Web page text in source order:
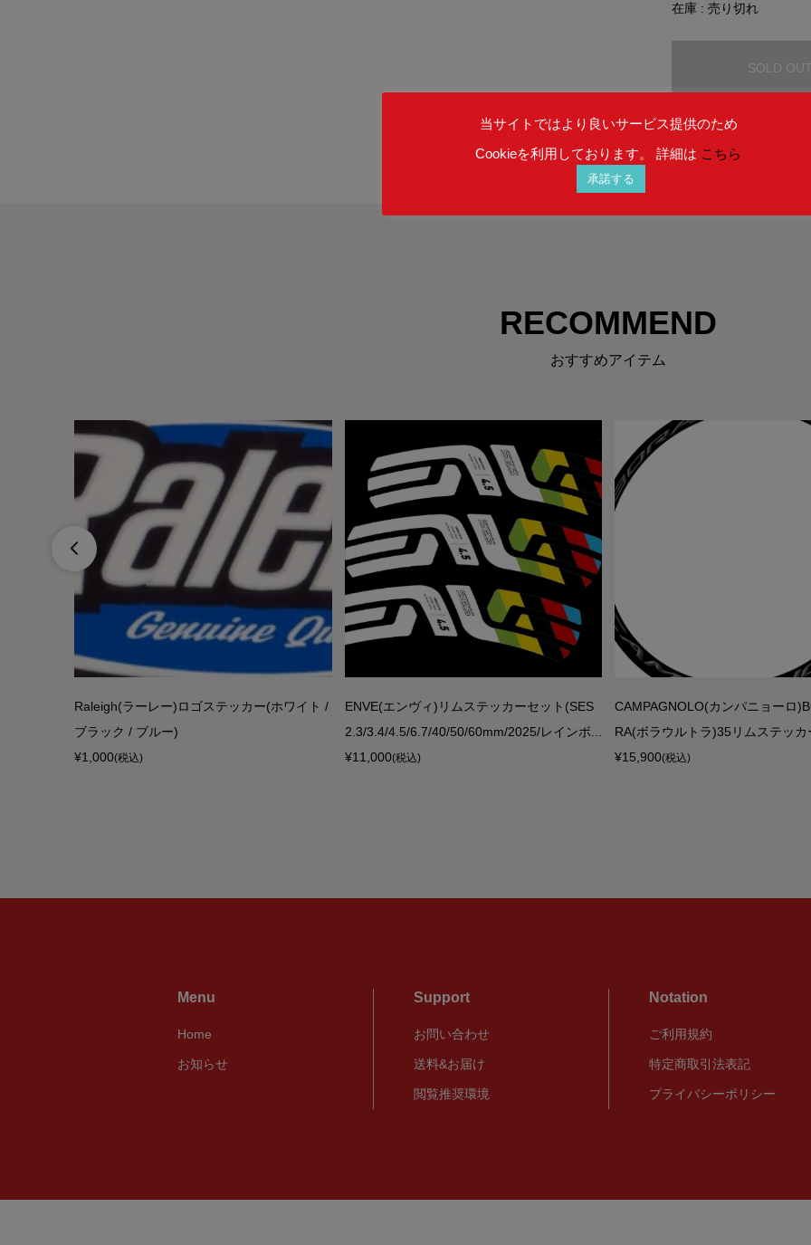
在庫 : 売り切れ
SOLD
RECOMMEND
おすすめアイテム

Raleigh(ラーレー)ロゴステッカー(ホワイト /
ブラック / ブルー)
¥1,000(税込)
ENVE(エンヴィ)リムステッカーセット(SES
2.3/3.4/4.5/6.7/40/50/60mm/2025/レインボ...
¥11,000(税込)
CAMPAGNOLO(カンパニョーロ
RA(ボラウルトラ)35リムステッ
¥15,900(税込)
Menu
Home
お知らせ
Support
お問い合わせ
送料&お届け
閲覧推奨環境
Notation
ご利用規約
特定商取引法表記
プライバシーポリシー
当サイトではより良いサービス提供のため
Cookieを利用しております。 詳細は こちら
承諾する